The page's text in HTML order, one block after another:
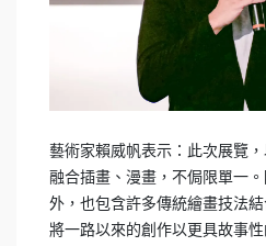
藝術家賴威帆表示：此次展覽
融合插畫、漫畫，不侷限單一
外，也包含許多傳統繪畫技法
將一路以來的創作以更具故事